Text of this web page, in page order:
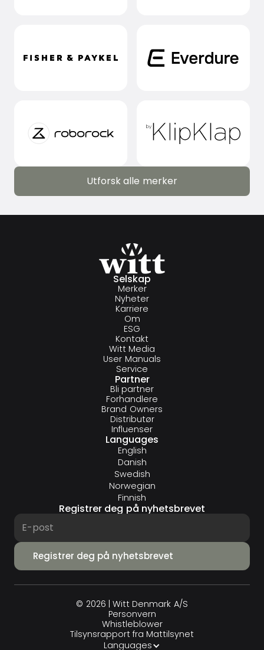
Utforsk alle merker
Utforsk alle merker
Selskap
Merker
Nyheter
Karriere
Om
ESG
Kontakt
Witt Media
User Manuals
Service
Partner
Bli partner
Forhandlere
Brand Owners
Distributør
Influenser
Languages
English
Danish
Swedish
Norwegian
Finnish
Registrer deg på nyhetsbrevet
© 2026 | Witt Denmark A/S
Personvern
Whistleblower
Tilsynsrapport fra Mattilsynet
Languages